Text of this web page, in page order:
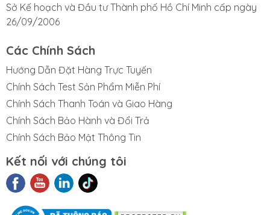
Sở Kế hoạch và Đầu tư Thành phố Hồ Chí Minh cấp ngày
26/09/2006
Các Chính Sách
Hướng Dẫn Đặt Hàng Trực Tuyến
Chính Sách Test Sản Phẩm Miễn Phí
Chính Sách Thanh Toán và Giao Hàng
Chính Sách Bảo Hành và Đổi Trả
Chính Sách Bảo Mật Thông Tin
Kết nối với chúng tôi